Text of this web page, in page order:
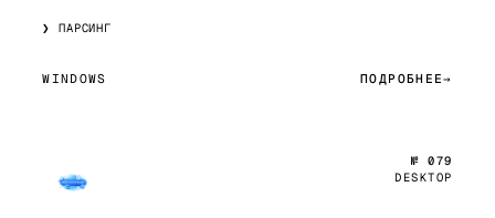
ПАРСИНГ
WINDOWS ПОДРОБНЕЕ
№ 079
DESKTOP